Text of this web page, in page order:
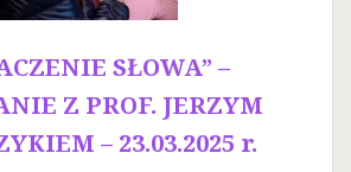
SŁOWA” –
Z PROF. JERZYM
– 23.03.2025 r.